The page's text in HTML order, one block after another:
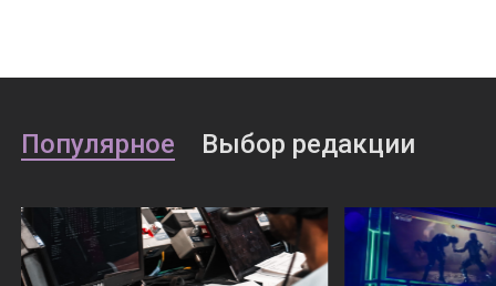
Популярное Выбор редакции